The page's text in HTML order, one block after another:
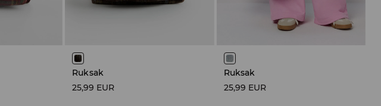
Ruksak
25,99 EUR
Ruksak
25,99 EUR